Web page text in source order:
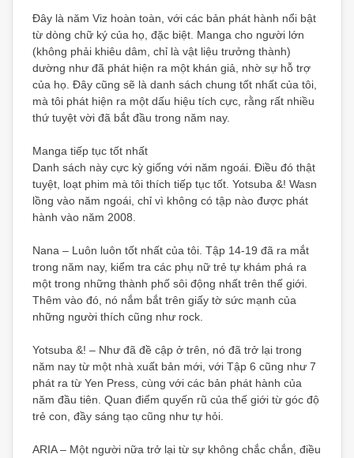
Đây là năm Viz hoàn toàn, với các bản phát hành nổi bật
từ dòng chữ ký của họ, đặc biệt. Manga cho người lớn
(không phải khiêu dâm, chỉ là vật liệu trưởng thành)
dường như đã phát hiện ra một khán giả, nhờ sự hỗ trợ
của họ. Đây cũng sẽ là danh sách chung tốt nhất của tôi,
mà tôi phát hiện ra một dấu hiệu tích cực, rằng rất nhiều
thứ tuyệt vời đã bắt đầu trong năm nay.
Manga tiếp tục tốt nhất
Danh sách này cực kỳ giống với năm ngoái. Điều đó thật
tuyệt, loạt phim mà tôi thích tiếp tục tốt. Yotsuba &! Wasn
lồng vào năm ngoái, chỉ vì không có tập nào được phát
hành vào năm 2008.
Nana – Luôn luôn tốt nhất của tôi. Tập 14-19 đã ra mắt
trong năm nay, kiểm tra các phụ nữ trẻ tự khám phá ra
một trong những thành phố sôi động nhất trên thế giới.
Thêm vào đó, nó nắm bắt trên giấy tờ sức mạnh của
những người thích cũng như rock.
Yotsuba &! – Như đã đề cập ở trên, nó đã trở lại trong
năm nay từ một nhà xuất bản mới, với Tập 6 cũng như 7
phát ra từ Yen Press, cùng với các bản phát hành của
năm đầu tiên. Quan điểm quyến rũ của thế giới từ góc độ
trẻ con, đầy sáng tạo cũng như tự hỏi.
ARIA – Một người nữa trở lại từ sự không chắc chắn, điều